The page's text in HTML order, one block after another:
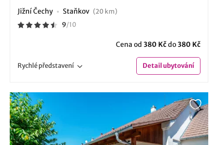
Jižní Čechy Staňkov (20 km)
9/10
Cena od 380 Kčdo380 Kč
Rychlépředstavení Detailubytování